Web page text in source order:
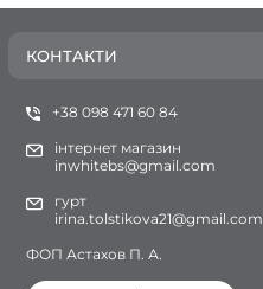
КОНТАКТИ
+38 098 471 60 84
інтернет магазин
inwhitebs@gmail.com
гурт
irina.tolstikova21@gmail.com
ФОП Астахов П. А.